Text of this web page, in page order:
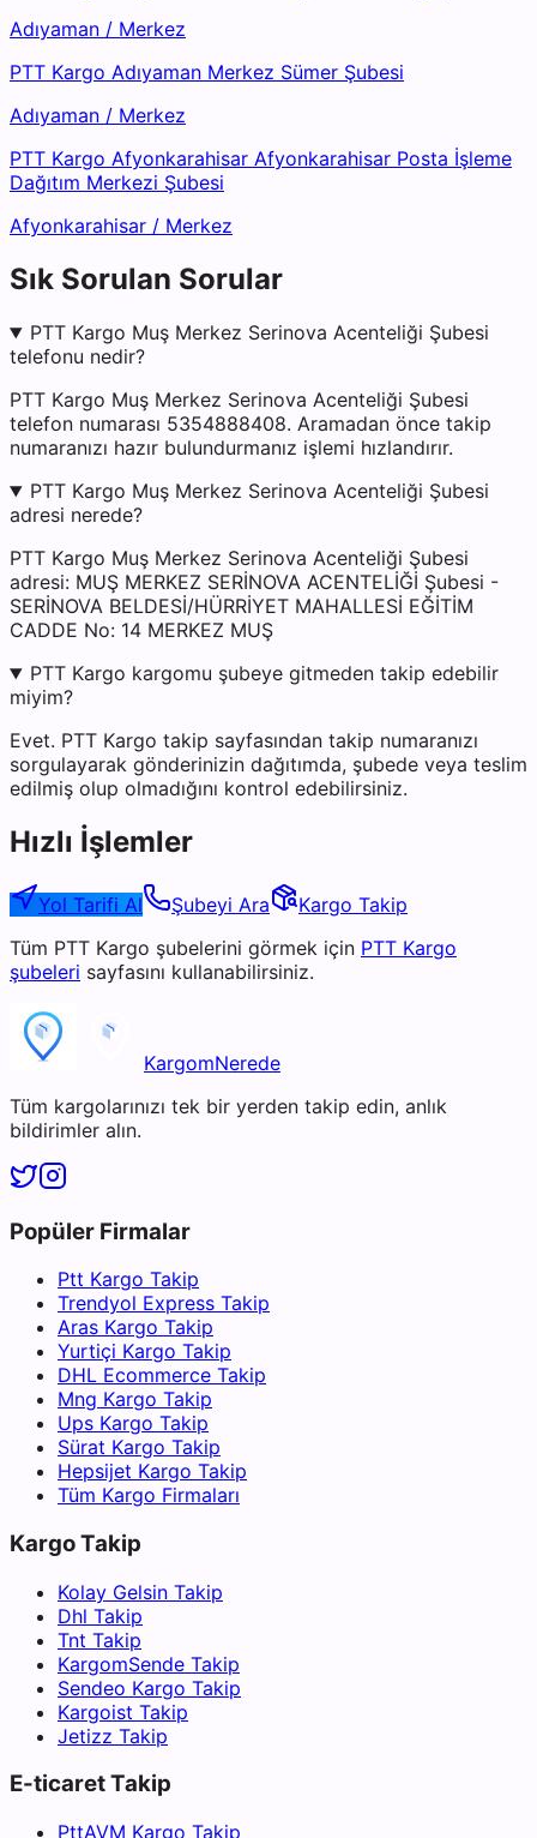
Adıyaman / Merkez
PTT Kargo Adıyaman Merkez Sümer Şubesi
Adıyaman / Merkez
PTT Kargo Afyonkarahisar Afyonkarahisar Posta İşleme
Dağıtım Merkezi Şubesi
Afyonkarahisar / Merkez
Sık Sorulan Sorular
PTT Kargo Muş Merkez Serinova Acenteliği Şubesi
telefonu nedir?
PTT Kargo Muş Merkez Serinova Acenteliği Şubesi
telefon numarası 5354888408. Aramadan önce takip
numaranızı hazır bulundurmanız işlemi hızlandırır.
PTT Kargo Muş Merkez Serinova Acenteliği Şubesi
adresi nerede?
PTT Kargo Muş Merkez Serinova Acenteliği Şubesi
adresi: MUŞ MERKEZ SERİNOVA ACENTELİĞİ Şubesi -
SERİNOVA BELDESİ/HÜRRİYET MAHALLESİ EĞİTİM
CADDE No: 14 MERKEZ MUŞ
PTT Kargo kargomu şubeye gitmeden takip edebilir
miyim?
Evet. PTT Kargo takip sayfasından takip numaranızı
sorgulayarak gönderinizin dağıtımda, şubede veya teslim
edilmiş olup olmadığını kontrol edebilirsiniz.
Hızlı İşlemler
Yol Tarifi Al Şubeyi Ara
Kargo Takip
Tüm PTT Kargo şubelerini görmek için PTT Kargo
şubeleri sayfasını kullanabilirsiniz.
KargomNerede
Tüm kargolarınızı tek bir yerden takip edin, anlık
bildirimler alın.
Popüler Firmalar
Ptt Kargo Takip
Trendyol Express Takip
Aras Kargo Takip
Yurtiçi Kargo Takip
DHL Ecommerce Takip
Mng Kargo Takip
Ups Kargo Takip
Sürat Kargo Takip
Hepsijet Kargo Takip
Tüm Kargo Firmaları
Kargo Takip
Kolay Gelsin Takip
Dhl Takip
Tnt Takip
KargomSende Takip
Sendeo Kargo Takip
Kargoist Takip
Jetizz Takip
E-ticaret Takip
PttAVM Kargo Takip